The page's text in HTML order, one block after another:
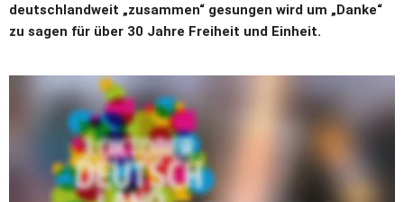
deutschlandweit „zusammen“ gesungen wird um „Danke“
zu sagen für über 30 Jahre Freiheit und Einheit.
Mehr als 30 Jahre Freiheit und
Einheit - Die deutschlandweite
Danke-Demo
Die Initiative “3. Oktober – Deutschland singt” lädt auch 2021 alle